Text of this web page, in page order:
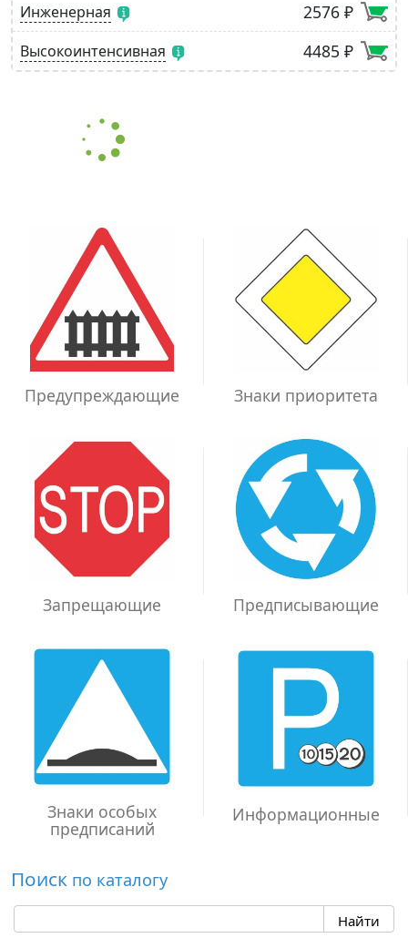
Инженерная 2576 ₽
Высокоинтенсивная 4485 ₽
Предупреждающие Знаки приоритета
Запрещающие Предписывающие
Знаки особых
предписаний
Информационные
Поиск по каталогу